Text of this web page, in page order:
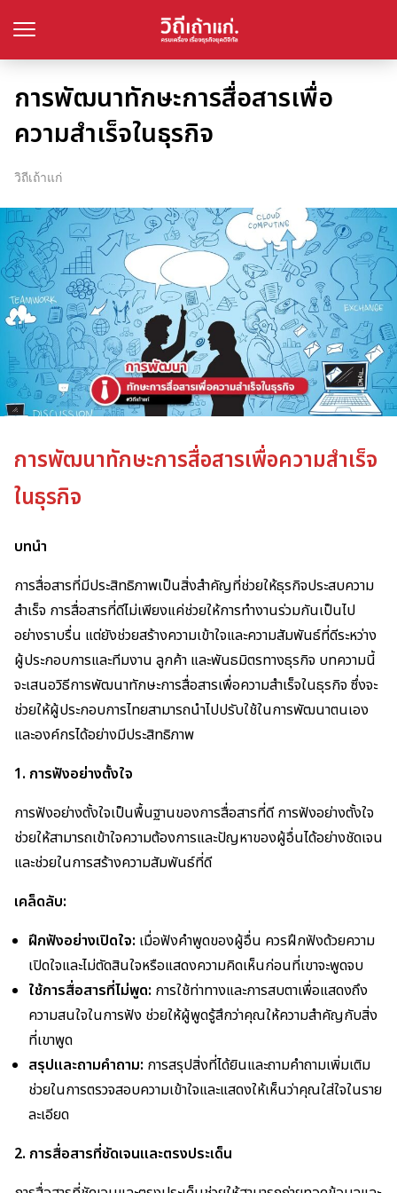
การพัฒนาทักษะการสื่อสารเพื่อ
ความสำเร็จในธุรกิจ
วิถีเถ้าแก่
การพัฒนาทักษะการสื่อสารเพื่อความสำเร็จ
ในธุรกิจ
บทนำ
การสื่อสารที่มีประสิทธิภาพเป็นสิ่งสำคัญที่ช่วยให้ธุรกิจประสบความ
สำเร็จ การสื่อสารที่ดีไม่เพียงแค่ช่วยให้การทำงานร่วมกันเป็นไป
อย่างราบรื่น แต่ยังช่วยสร้างความเข้าใจและความสัมพันธ์ที่ดีระหว่าง
ผู้ประกอบการและทีมงาน ลูกค้า และพันธมิตรทางธุรกิจ บทความนี้
จะเสนอวิธีการพัฒนาทักษะการสื่อสารเพื่อความสำเร็จในธุรกิจ ซึ่งจะ
ช่วยให้ผู้ประกอบการไทยสามารถนำไปปรับใช้ในการพัฒนาตนเอง
และองค์กรได้อย่างมีประสิทธิภาพ
1. การฟังอย่างตั้งใจ
การฟังอย่างตั้งใจเป็นพื้นฐานของการสื่อสารที่ดี การฟังอย่างตั้งใจ
ช่วยให้สามารถเข้าใจความต้องการและปัญหาของผู้อื่นได้อย่างชัดเจน
และช่วยในการสร้างความสัมพันธ์ที่ดี
เคล็ดลับ:
ฝึกฟังอย่างเปิดใจ: เมื่อฟังคำพูดของผู้อื่น ควรฝึกฟังด้วยความ
เปิดใจและไม่ตัดสินใจหรือแสดงความคิดเห็นก่อนที่เขาจะพูดจบ
ใช้การสื่อสารที่ไม่พูด: การใช้ท่าทางและการสบตาเพื่อแสดงถึง
ความสนใจในการฟัง ช่วยให้ผู้พูดรู้สึกว่าคุณให้ความสำคัญกับสิ่ง
ที่เขาพูด
สรุปและถามคำถาม: การสรุปสิ่งที่ได้ยินและถามคำถามเพิ่มเติม
ช่วยในการตรวจสอบความเข้าใจและแสดงให้เห็นว่าคุณใส่ใจในราย
ละเอียด
2. การสื่อสารที่ชัดเจนและตรงประเด็น